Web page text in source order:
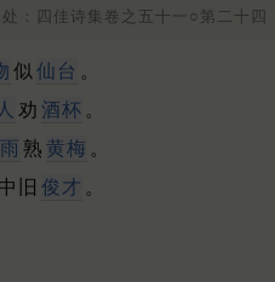
四佳诗集卷之五十一○第二十四
似 仙台 。
劝 酒杯 。
熟 黄梅 。
中旧 俊才 。